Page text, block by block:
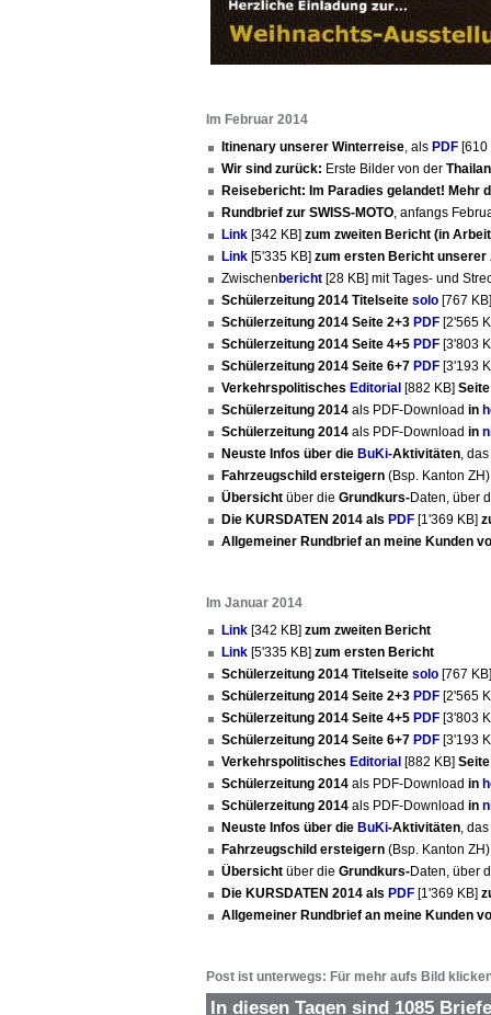
Im Februar 2014
Itinenary unserer Winterreise, als PDF
Wir sind zurück: Erste Bilder von der
Reisebericht: Im Paradies gelandet! Mehr
Rundbrief zur SWISS-MOTO, anfangs
Link [342 KB] zum zweiten Bericht (in
Link [5'335 KB] zum ersten Bericht
Zwischen bericht [28 KB] mit Tages- und
Schülerzeitung 2014 Titelseite solo [767
Schülerzeitung 2014 Seite 2+3 PDF [2'565
Schülerzeitung 2014 Seite 4+5 PDF [3'803
Schülerzeitung 2014 Seite 6+7 PDF [3'193
Verkehrspolitisches Editorial [882 KB]
Schülerzeitung 2014 als PDF-Download in
Schülerzeitung 2014 als PDF-Download in
Neuste Infos über die BuKi-Aktivitäten,
Fahrzeugschild ersteigern (Bsp. Kanton
Übersicht über die Grundkurs-Daten, über
Die KURSDATEN 2014 als PDF [1'369 KB]
Allgemeiner Rundbrief an meine Kunden
Im Januar 2014
Link [342 KB] zum zweiten Bericht
Link [5'335 KB] zum ersten Bericht
Schülerzeitung 2014 Titelseite solo [767
Schülerzeitung 2014 Seite 2+3 PDF [2'565
Schülerzeitung 2014 Seite 4+5 PDF [3'803
Schülerzeitung 2014 Seite 6+7 PDF [3'193
Verkehrspolitisches Editorial [882 KB]
Schülerzeitung 2014 als PDF-Download in
Schülerzeitung 2014 als PDF-Download in
Neuste Infos über die BuKi-Aktivitäten,
Fahrzeugschild ersteigern (Bsp. Kanton
Übersicht über die Grundkurs-Daten, über
Die KURSDATEN 2014 als PDF [1'369 KB]
Allgemeiner Rundbrief an meine Kunden
Post ist unterwegs: Für mehr aufs Bild
In diesen Tagen sind 1085